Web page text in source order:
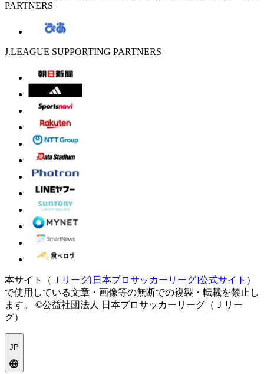
PARTNERS
J.LEAGUE SUPPORTING PARTNERS
本サイト（ Ｊリーグ[日本プロサッカーリーグ]公式サイト ）
で使用している文章・画像等の無断での複製・転載を禁止し
ます。
©公益社団法人 日本プロサッカーリーグ（Ｊリー
グ）
JP